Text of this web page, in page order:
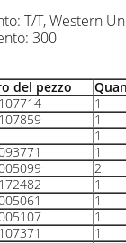
T/T, Western
300
del pezzo
1
1
1
1
2
1
1
1
1